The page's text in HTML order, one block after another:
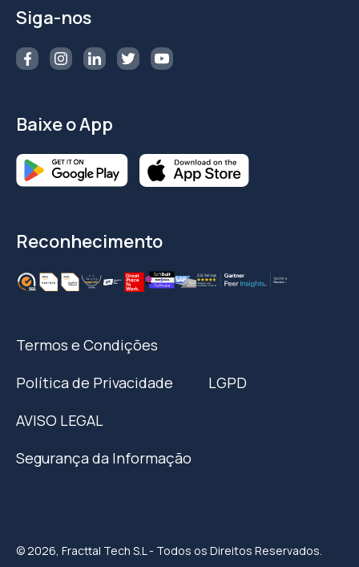
Siga-nos
Baixe o App
Reconhecimento
Termos e Condições
Política de Privacidade
LGPD
AVISO LEGAL
Segurança da Informação
© 2026, Fracttal Tech S.L - Todos os Direitos Reservados.